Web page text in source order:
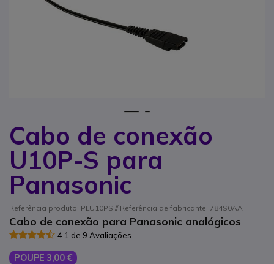
Cabo de conexão
U10P-S para
Panasonic
Referência produto: PLU10PS // Referência de fabricante: 784S0AA
Cabo de conexão para Panasonic analógicos
4.1 de 9 Avaliações
POUPE 3,00 €
Saltar para o início da Galeria de imagens